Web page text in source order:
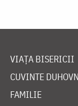
VIAȚA BISERICII
CUVINTE
FAMILIE